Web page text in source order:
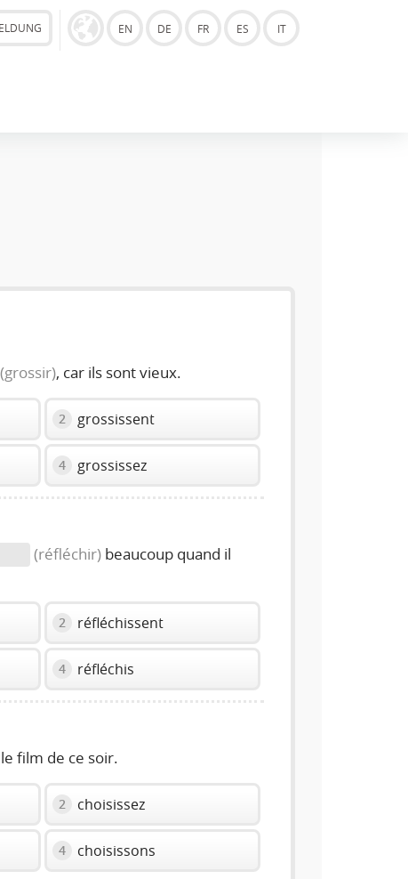
EN DE FR ES IT
(grossir), car ils sont vieux.
2 grossissent
4 grossissez
(réfléchir) beaucoup quand il
2 réfléchissent
4 réfléchis
le film de ce soir.
2 choisissez
4 choisissons